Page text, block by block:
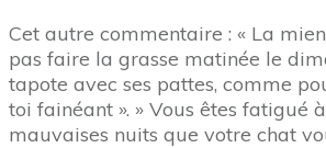
Cet autre commentaire : « La
pas faire la grasse matinée le
tapote avec ses pattes, comme
toi fainéant ». » Vous êtes fatigué
mauvaises nuits que votre chat